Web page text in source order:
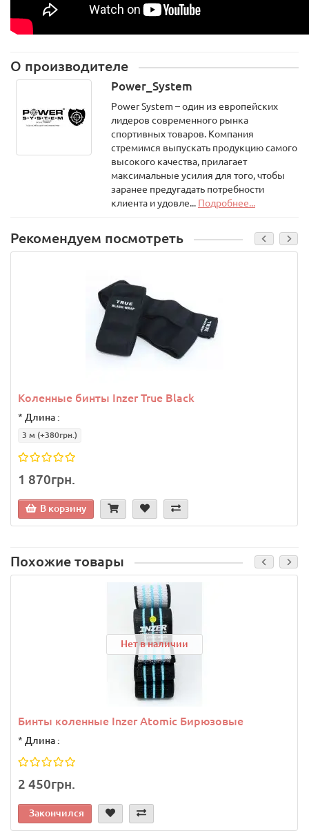
О производителе
Power_System
Power System – один из европейских
лидеров современного рынка
спортивных товаров. Компания
стремимся выпускать продукцию самого
высокого качества, прилагает
максимальные усилия для того, чтобы
заранее предугадать потребности
клиента и удовле... Подробнее...
Рекомендуем посмотреть
Коленные бинты Inzer True Black
* Длина :
3 м (+380грн.)
1 870грн.
В корзину
Похожие товары
Нет в наличии
Бинты коленные Inzer Atomic Бирюзовые
* Длина :
2 450грн.
Закончился